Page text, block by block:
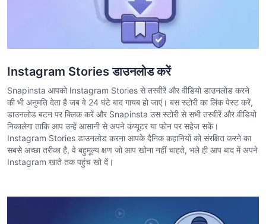
Instagram Stories डाउनलोड करें
Snapinsta आपको Instagram Stories से तस्वीरें और वीडियो डाउनलोड करने
की भी अनुमति देता है जब वे 24 घंटे बाद गायब हो जाएं। बस स्टोरी का लिंक पेस्ट करें,
डाउनलोड बटन पर क्लिक करें और Snapinsta उस स्टोरी से सभी तस्वीरें और वीडियो
निकालेगा ताकि आप उन्हें आसानी से अपने कंप्यूटर या फोन पर सहेज सकें।
Instagram Stories डाउनलोड करना आपके दैनिक कहानियों को संरक्षित करने का
सबसे अच्छा तरीका है, वे बहुमूल्य क्षण जो आप खोना नहीं चाहते, भले ही आप बाद में अपने
Instagram खाते तक पहुंच खो दें।